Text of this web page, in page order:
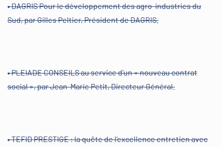
• DAGRIS Pour le développement des agro-industries du
Sud, par Gilles Peltier, Président de DAGRIS.
• PLEIADE CONSEILS au service d’un « nouveau contrat
social », par Jean-Marie Petit, Directeur Général.
• TEFID PRESTIGE : la quête de l’excellence entretien avec